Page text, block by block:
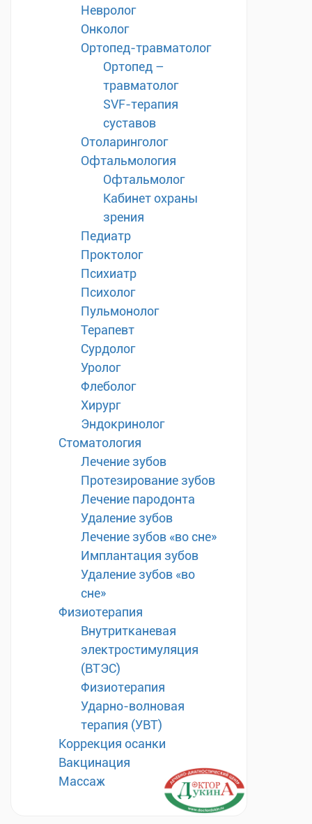
Невролог
Онколог
Ортопед-травматолог
Ортопед –
травматолог
SVF-терапия
суставов
Отоларинголог
Офтальмология
Офтальмолог
Кабинет охраны
зрения
Педиатр
Проктолог
Психиатр
Психолог
Пульмонолог
Терапевт
Сурдолог
Уролог
Флеболог
Хирург
Эндокринолог
Стоматология
Лечение зубов
Протезирование зубов
Лечение пародонта
Удаление зубов
Лечение зубов «во сне»
Имплантация зубов
Удаление зубов «во
сне»
Физиотерапия
Внутритканевая
электростимуляция
(ВТЭС)
Физиотерапия
Ударно-волновая
терапия (УВТ)
Коррекция осанки
Вакцинация
Массаж